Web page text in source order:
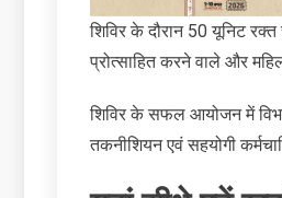
शिविर के दौरान 50 यूनिट
प्रोत्साहित करने वाले और
शिविर के सफल आयोजन में
तकनीशियन एवं सहयोगी